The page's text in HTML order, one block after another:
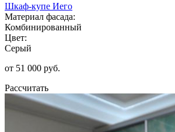
Шкаф-купе Иего
Материал фасада:
Комбинированный
Цвет:
Серый
от 51 000 руб.
Рассчитать